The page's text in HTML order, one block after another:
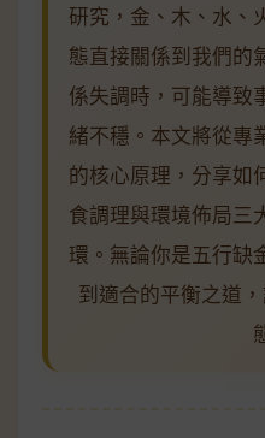
研究，金、木、水、
態直接關係到我們的
係失調時，可能導致
緒不穩。本文將從專
的核心原理，分享如
食調理與環境佈局三
環。無論你是五行缺
到適合的平衡之道